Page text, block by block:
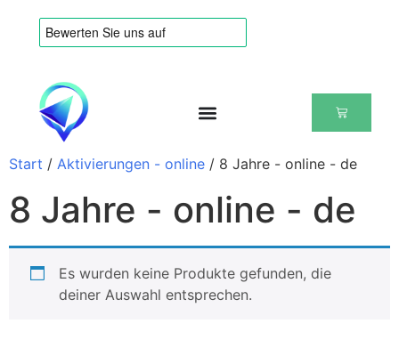
Start / Aktivierungen - online / 8 Jahre - online - de
8 Jahre - online - de
Es wurden keine Produkte gefunden, die
deiner Auswahl entsprechen.